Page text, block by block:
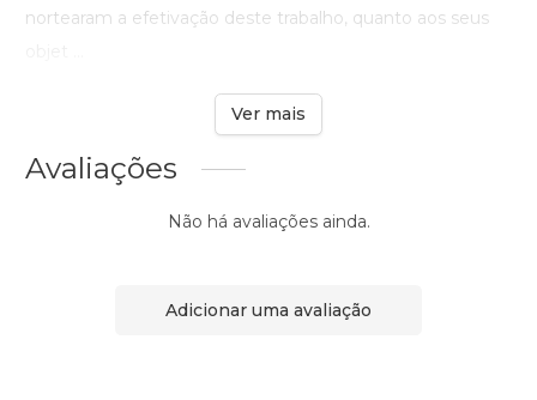
nortearam a efetivação deste trabalho, quanto aos seus
Ver mais
Avaliações
Não há avaliações ainda.
Adicionar uma avaliação